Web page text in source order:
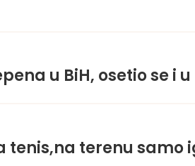
u BiH, osetio se i
tenis,na terenu samo